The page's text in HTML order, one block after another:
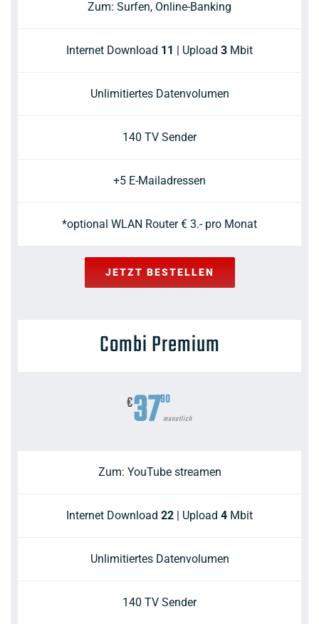
Zum: Surfen, Online-Banking
Internet Download 11 | Upload 3 Mbit
Unlimitiertes Datenvolumen
140 TV Sender
+5 E-Mailadressen
*optional WLAN Router € 3.- pro Monat
JETZT BESTELLEN
Combi Premium
€3790
monatlich
Zum: YouTube streamen
Internet Download 22 | Upload 4 Mbit
Unlimitiertes Datenvolumen
140 TV Sender